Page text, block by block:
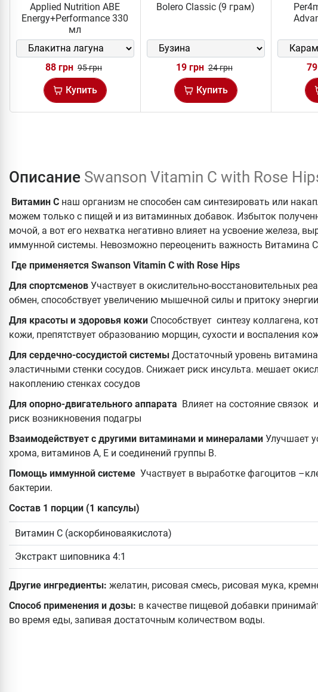
Applied Nutrition ABE
Energy+Performance 330
мл
88 грн 95 грн
Купить
Bolero Classic (9 грам)
19 грн 24 грн
Купить
Описание Swanson Vitamin C with Rose
Витамин С наш организм не способен сам синтезировать или
можем только с пищей и из витаминных добавок. Избыток
мочой, а вот его нехватка негативно влияет на усвоение железа,
иммунной системы. Невозможно переоценить важность Витамина
Где применяется Swanson Vitamin C with Rose Hips
Для спортсменов Участвует в окислительно-восстановительных
обмен, способствует увеличению мышечной силы и притоку
Для красоты и здоровья кожи Способствует синтезу коллагена,
кожи, препятствует образованию морщин, сухости и воспаления
Для сердечно-сосудистой системы Достаточный уровень
эластичными стенки сосудов. Снижает риск инсульта. мешает
накоплению стенках сосудов
Для опорно-двигательного аппарата Влияет на состояние связок
риск возникновения подагры
Взаимодействует с другими витаминами и минералами Улучшает
хрома, витаминов А, Е и соединений группы В.
Помощь иммунной системе Участвует в выработке фагоцитов
бактерии.
Состав 1 порции (1 капсулы)
Витамин C (аскорбиноваякислота)
Экстракт шиповника 4:1
Другие ингредиенты: желатин, рисовая смесь, рисовая мука,
Способ применения и дозы: в качестве пищевой добавки
во время еды, запивая достаточным количеством воды.